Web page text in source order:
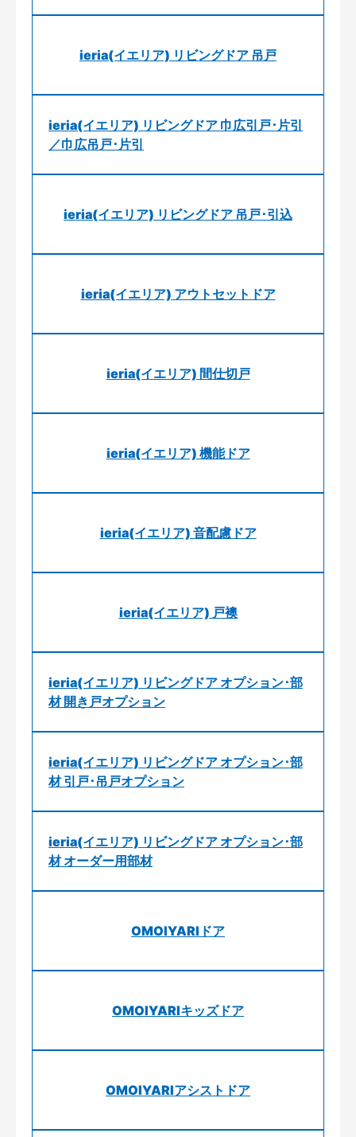
ieria(イエリア) リビングドア 吊戸
ieria(イエリア) リビングドア 巾広引戸･片引
／巾広吊戸･片引
ieria(イエリア) リビングドア 吊戸･引込
ieria(イエリア) アウトセットドア
ieria(イエリア) 間仕切戸
ieria(イエリア) 機能ドア
ieria(イエリア) 音配慮ドア
ieria(イエリア) 戸襖
ieria(イエリア) リビングドア オプション･部
材 開き戸オプション
ieria(イエリア) リビングドア オプション･部
材 引戸･吊戸オプション
ieria(イエリア) リビングドア オプション･部
材 オーダー用部材
OMOIYARIドア
OMOIYARIキッズドア
OMOIYARIアシストドア